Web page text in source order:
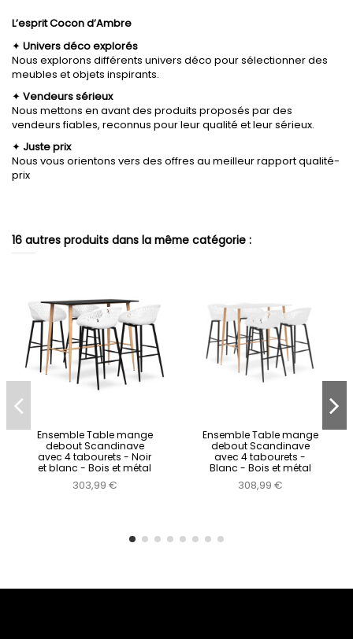
L’esprit Cocon d’Ambre
✦ Univers déco explorés
Nous explorons différents univers déco pour sélectionner des
meubles et objets inspirants.
✦ Vendeurs sérieux
Nous mettons en avant des produits proposés par des
vendeurs fiables, reconnus pour leur qualité et leur sérieux.
✦ Juste prix
Nous vous orientons vers des offres au meilleur rapport qualité-
prix
16 autres produits dans la même catégorie :
Ensemble Table mange
debout Scandinave
avec 4 tabourets - Noir
et blanc - Bois et métal
303,99 €
Ensemble Table mange
debout Scandinave
avec 4 tabourets -
Blanc - Bois et métal
308,99 €